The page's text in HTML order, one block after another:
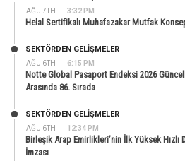
AĞU 7TH 3:32 PM
Helal Sertifikalı Muhafazakar Mutfak
AĞU 6TH 6:15 PM
SEKTÖRDEN GELIŞMELER
Notte Global Pasaport Endeksi 2026
Arasında 86. Sırada
AĞU 6TH 12:34 PM
SEKTÖRDEN GELIŞMELER
Birleşik Arap Emirlikleri’nin İlk Yüksek
İmzası